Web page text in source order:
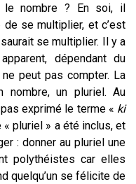
le nombre ? En soi, il
se multiplier, et c’est
se multiplier. Il y a
dépendant du
ne peut pas compter. La
nombre, un pluriel. Au
exprimé le terme « ki
« pluriel » a été inclus, et
: donner au pluriel une
polythéistes car elles
quelqu’un se félicite de